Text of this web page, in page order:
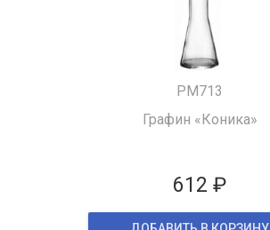
PM713
Графин «Коника»
612 ₽